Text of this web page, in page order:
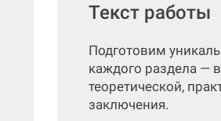
Текст работы
Подготовим
каждого раздела —
теоретической,
заключения.